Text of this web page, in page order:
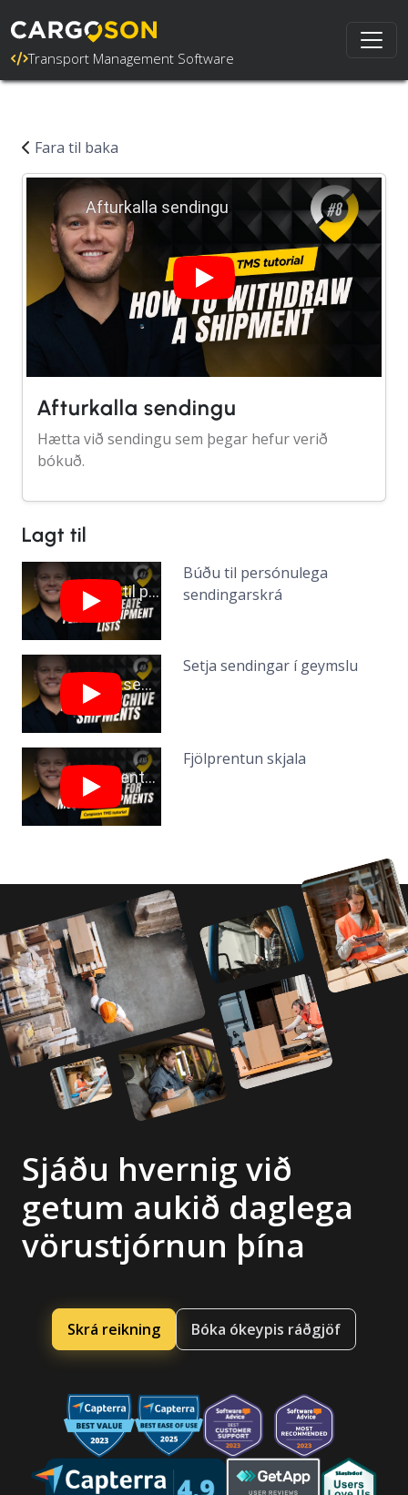
Transport Management Software
Fara til baka
Afturkalla sendingu
Hætta við sendingu sem þegar hefur verið
bókuð.
Lagt til
Búðu til persónulega
sendingarskrá
Setja sendingar í geymslu
Fjölprentun skjala
Sjáðu hvernig við
getum aukið daglega
vörustjórnun þína
Skrá reikning Bóka ókeypis ráðgjöf